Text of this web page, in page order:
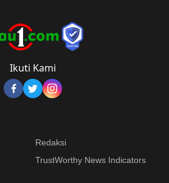
Ikuti Kami
Redaksi
TrustWorthy News Indicators